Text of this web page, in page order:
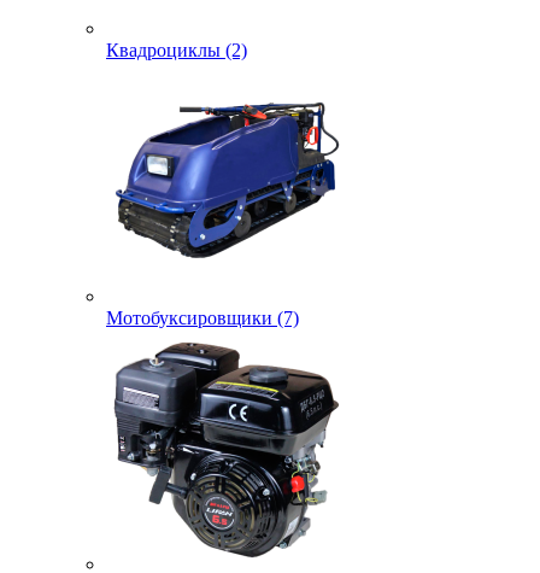
Квадроциклы (2)
Мотобуксировщики (7)